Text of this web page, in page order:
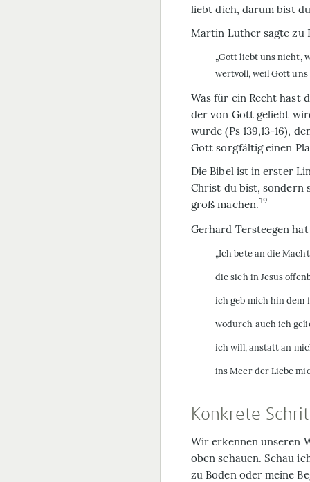
liebt dich, darum bist
Martin Luther sagte zu
„Gott liebt uns nicht,
wertvoll, weil Gott uns
Was für ein Recht hast
der von Gott geliebt
wurde (Ps 139,13-16),
Gott sorgfältig einen
Die Bibel ist in erster
Christ du bist, sondern
groß machen.19
Gerhard Ter­stee­gen
„Ich bete an die
die sich in Jesus
ich geb mich hin dem
wodurch auch ich
ich will, anstatt an
ins Meer der Liebe
Konkrete
Wir erkennen unseren
oben schauen. Schau
zu Boden oder meine